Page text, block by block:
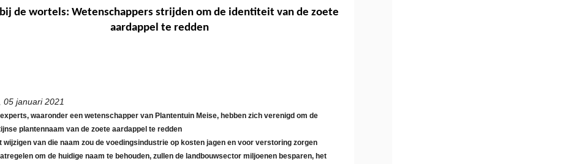
de wortels: Wetenschappers strijden om de identiteit van de zoete
aardappel te redden
05 januari 2021
waaronder een wetenschapper van Plantentuin Meise, hebben zich verenigd om de
plantennaam van de zoete aardappel te redden
wijzigen van die naam zou de voedingsindustrie op kosten jagen en voor verstoring zorgen
om de huidige naam te behouden, zullen de landbouwsector miljoenen besparen, het